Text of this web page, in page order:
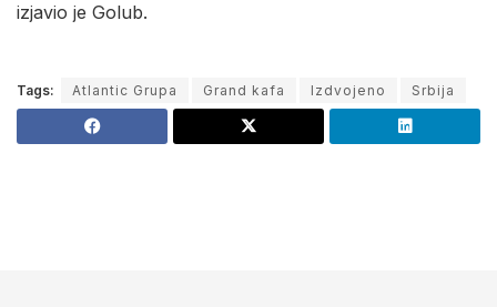
izjavio je Golub.
Tags: Atlantic Grupa Grand kafa Izdvojeno Srbija